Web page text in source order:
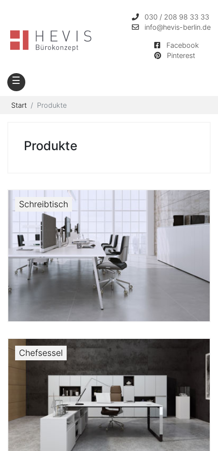
030 / 208 98 33 33
info@hevis-berlin.de
Facebook
Pinterest
☰
Start Produkte
Produkte
Schreibtisch
Chefsessel